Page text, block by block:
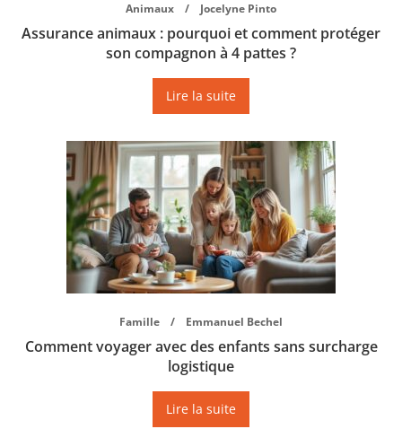
Animaux Jocelyne Pinto
Assurance animaux : pourquoi et comment protéger
son compagnon à 4 pattes ?
Lire la suite
Famille Emmanuel Bechel
Comment voyager avec des enfants sans surcharge
logistique
Lire la suite